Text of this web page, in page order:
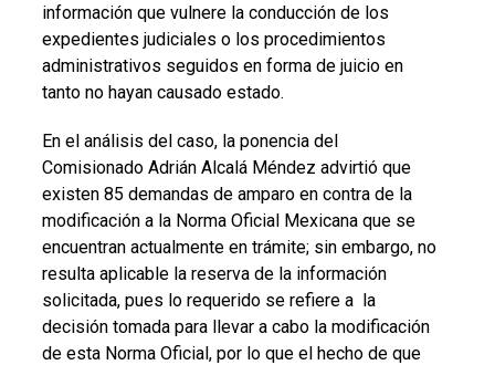
información que vulnere la conducción de los
expedientes judiciales o los procedimientos
administrativos seguidos en forma de juicio en
tanto no hayan causado estado.
En el análisis del caso, la ponencia del
Comisionado Adrián Alcalá Méndez advirtió que
existen 85 demandas de amparo en contra de la
modificación a la Norma Oficial Mexicana que se
encuentran actualmente en trámite; sin embargo, no
resulta aplicable la reserva de la información
solicitada, pues lo requerido se refiere a la
decisión tomada para llevar a cabo la modificación
de esta Norma Oficial, por lo que el hecho de que